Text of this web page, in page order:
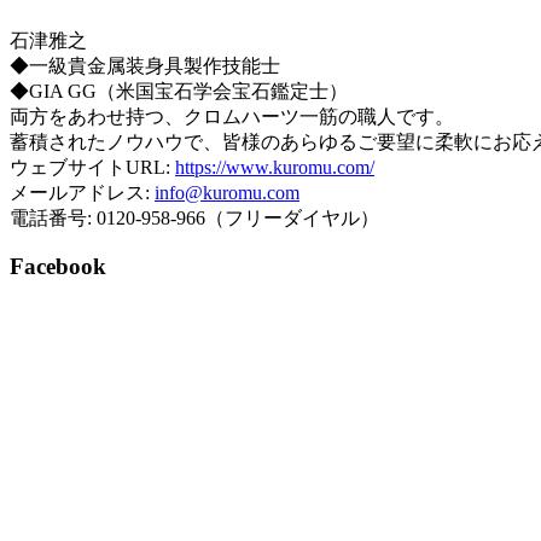
石津雅之
◆一級貴金属装身具製作技能士
◆GIA GG（米国宝石学会宝石鑑定士）
両方をあわせ持つ、クロムハーツ一筋の職人です。
蓄積されたノウハウで、皆様のあらゆるご要望に柔軟にお応
ウェブサイトURL: https://www.kuromu.com/
メールアドレス: info@kuromu.com
電話番号: 0120-958-966（フリーダイヤル）
Facebook